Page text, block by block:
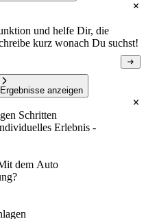
und helfe Dir, die
kurz wonach Du suchst!
Ergebnisse anzeigen
Schritten
Erlebnis -
dem Auto